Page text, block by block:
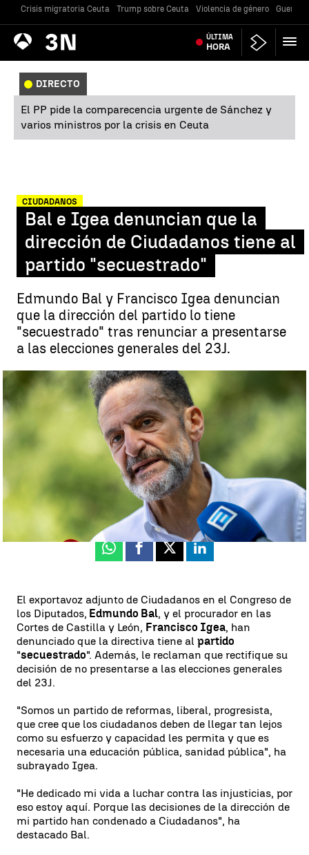
Crisis migratoria Ceuta Trump sobre Ceuta Violencia de género Guerra
Antena
3 Noticias ÚLTIMA
HORA
DIRECTO
El PP pide la comparecencia urgente de Sánchez y
varios ministros por la crisis en Ceuta
CIUDADANOS
Bal e Igea denuncian que la
dirección de Ciudadanos tiene al
partido "secuestrado"
Edmundo Bal y Francisco Igea denuncian
que la dirección del partido lo tiene
"secuestrado" tras renunciar a presentarse
a las elecciones generales del 23J.
El exportavoz adjunto de Ciudadanos en el Congreso de los
Diputados, Edmundo Bal |
Publicado:
11 de junio de 2023, 17:52
Whatsapp
Facebook
X Linkedin
El exportavoz adjunto de Ciudadanos en el Congreso de
los Diputados, Edmundo Bal, y el procurador en las
Cortes de Castilla y León, Francisco Igea, han
denunciado que la directiva tiene al partido
"secuestrado". Además, le reclaman que rectifique su
decisión de no presentarse a las elecciones generales
del 23J.
"Somos un partido de reformas, liberal, progresista,
que cree que los ciudadanos deben de llegar tan lejos
como su esfuerzo y capacidad les permita y que es
necesaria una educación pública, sanidad pública", ha
subrayado Igea.
"He dedicado mi vida a luchar contra las injusticias, por
eso estoy aquí. Porque las decisiones de la dirección de
mi partido han condenado a Ciudadanos", ha
destacado Bal.